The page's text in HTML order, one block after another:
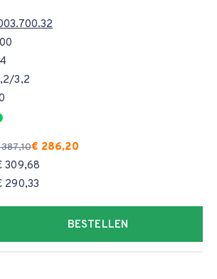
3,2
€ 286,20
309,68
290,33
BESTELLEN